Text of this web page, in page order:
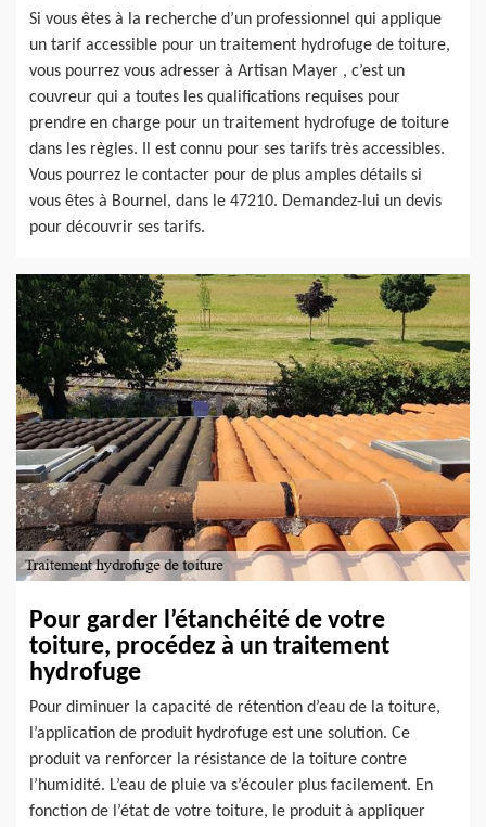
Si vous êtes à la recherche d’un professionnel qui applique
un tarif accessible pour un traitement hydrofuge de toiture,
vous pourrez vous adresser à Artisan Mayer , c’est un
couvreur qui a toutes les qualifications requises pour
prendre en charge pour un traitement hydrofuge de toiture
dans les règles. Il est connu pour ses tarifs très accessibles.
Vous pourrez le contacter pour de plus amples détails si
vous êtes à Bournel, dans le 47210. Demandez-lui un devis
pour découvrir ses tarifs.
Pour garder l’étanchéité de votre
toiture, procédez à un traitement
hydrofuge
Pour diminuer la capacité de rétention d’eau de la toiture,
l’application de produit hydrofuge est une solution. Ce
produit va renforcer la résistance de la toiture contre
l’humidité. L’eau de pluie va s’écouler plus facilement. En
fonction de l’état de votre toiture, le produit à appliquer